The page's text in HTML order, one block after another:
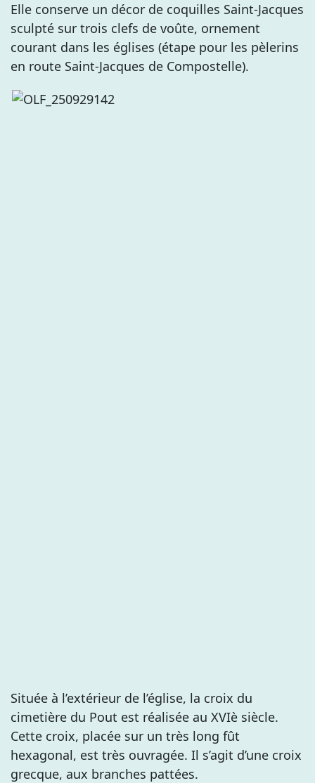
Elle conserve un décor de coquilles Saint-Jacques
sculpté sur trois clefs de voûte, ornement
courant dans les églises (étape pour les pèlerins
en route Saint-Jacques de Compostelle).
Située à l’extérieur de l’église, la croix du
cimetière du Pout est réalisée au XVIè siècle.
Cette croix, placée sur un très long fût
hexagonal, est très ouvragée. Il s’agit d’une croix
grecque, aux branches pattées.